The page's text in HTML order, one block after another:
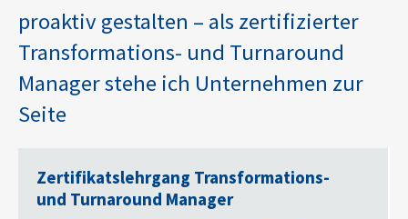
proaktiv gestalten – als zertifizierter
Transformations- und Turnaround
Manager stehe ich Unternehmen zur
Seite
Zertifikatslehrgang Transformations-
und Turnaround Manager